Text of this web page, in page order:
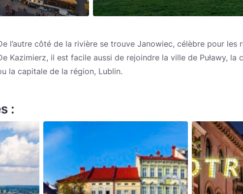
l’autre côté de la rivière se trouve Janowiec, célèbre pour les
Kazimierz, il est facile aussi de rejoindre la ville de Puławy, la
la capitale de la région, Lublin.
: